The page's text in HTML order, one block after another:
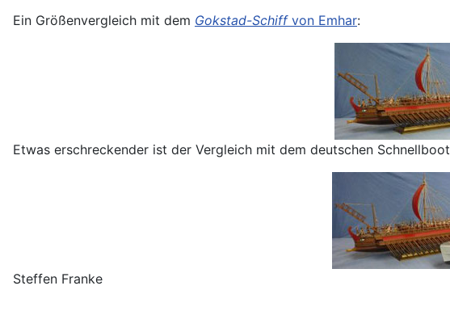
Ein Größenvergleich mit dem Gokstad-Schiffvon Emhar:
Etwas erschreckender ist der Vergleich mit dem deutschen Schnellboot
Steffen Franke